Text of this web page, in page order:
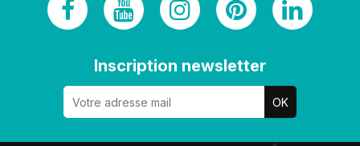
Inscription newsletter